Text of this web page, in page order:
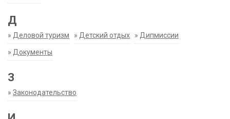
Д
» Деловой туризм » Детский отдых » Дипмиссии
» Документы
З
» Законодательство